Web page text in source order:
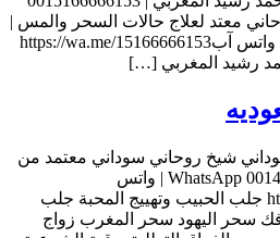
معتد لعلاج حالات السحر والمس |
0015166666153 WhatsApp | واتس آبhttps://wa.me/15166666153
رشيد المغربي […]
شيخ روحاني سوداني معتمد من
الجهات المختصة 0014702886566 WhatsApp | واتس
آبhttps://wa.me/14702886566 جلب الحبيب وتهييج المحبة جلب
سحر اليهود سحر المغرب زواج